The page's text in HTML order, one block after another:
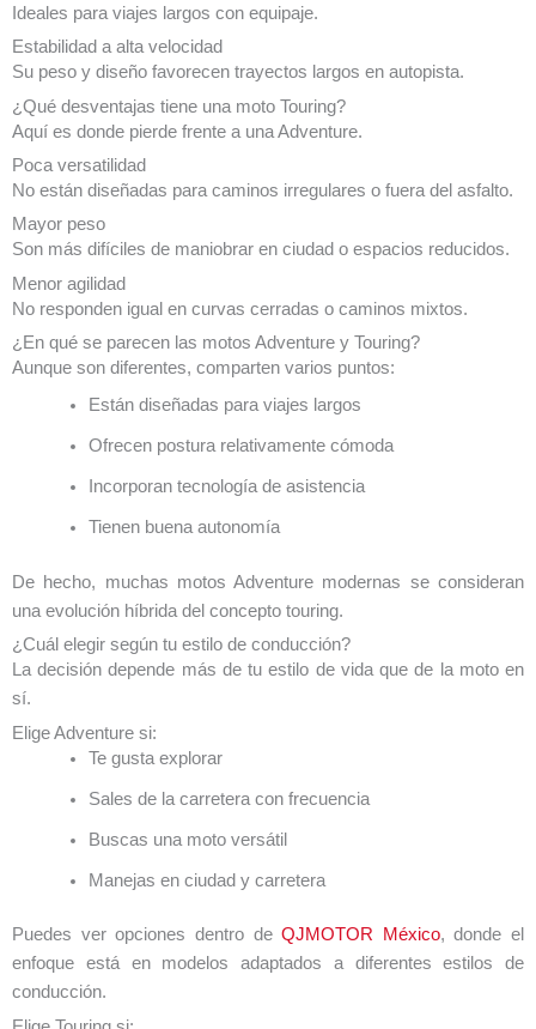
Ideales para viajes largos con equipaje.
Estabilidad a alta velocidad
Su peso y diseño favorecen trayectos largos en autopista.
¿Qué desventajas tiene una moto Touring?
Aquí es donde pierde frente a una Adventure.
Poca versatilidad
No están diseñadas para caminos irregulares o fuera del asfalto.
Mayor peso
Son más difíciles de maniobrar en ciudad o espacios reducidos.
Menor agilidad
No responden igual en curvas cerradas o caminos mixtos.
¿En qué se parecen las motos Adventure y Touring?
Aunque son diferentes, comparten varios puntos:
Están diseñadas para viajes largos
Ofrecen postura relativamente cómoda
Incorporan tecnología de asistencia
Tienen buena autonomía
De hecho, muchas motos Adventure modernas se consideran
una evolución híbrida del concepto touring.
¿Cuál elegir según tu estilo de conducción?
La decisión depende más de tu estilo de vida que de la moto en
sí.
Elige Adventure si:
Te gusta explorar
Sales de la carretera con frecuencia
Buscas una moto versátil
Manejas en ciudad y carretera
Puedes ver opciones dentro deQJMOTOR México, donde el
enfoque está en modelos adaptados a diferentes estilos de
conducción.